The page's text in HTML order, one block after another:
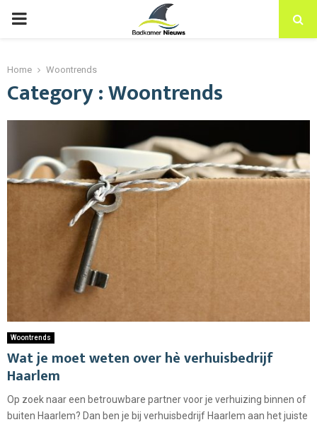
PRIMARY
Home Woontrends
Category : Woontrends
Woontrends
Wat je moet weten over hè verhuisbedrijf
Haarlem
Op zoek naar een betrouwbare partner voor je verhuizing binnen of
buiten Haarlem? Dan ben je bij verhuisbedrijf Haarlem aan het juiste